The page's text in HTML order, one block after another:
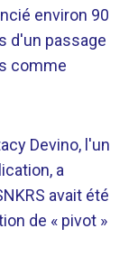
environ 90
d'un passage
comme
Devino, l'un
a
avait été
de « pivot »